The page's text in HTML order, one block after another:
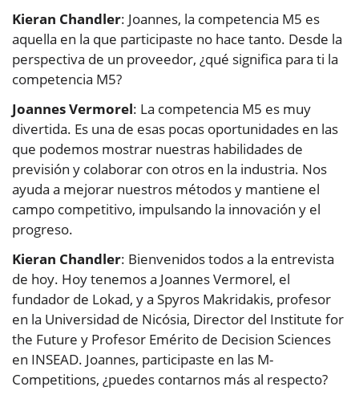
Kieran Chandler: Joannes, la competencia M5 es
aquella en la que participaste no hace tanto. Desde la
perspectiva de un proveedor, ¿qué significa para ti la
competencia M5?
Joannes Vermorel: La competencia M5 es muy
divertida. Es una de esas pocas oportunidades en las
que podemos mostrar nuestras habilidades de
previsión y colaborar con otros en la industria. Nos
ayuda a mejorar nuestros métodos y mantiene el
campo competitivo, impulsando la innovación y el
progreso.
Kieran Chandler: Bienvenidos todos a la entrevista
de hoy. Hoy tenemos a Joannes Vermorel, el
fundador de Lokad, y a Spyros Makridakis, profesor
en la Universidad de Nicósia, Director del Institute for
the Future y Profesor Emérito de Decision Sciences
en INSEAD. Joannes, participaste en las M-
Competitions, ¿puedes contarnos más al respecto?